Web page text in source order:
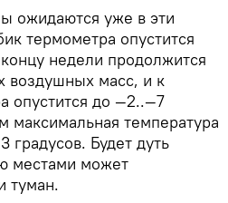
ожидаются уже в эти
термометра опустится
недели продолжится
воздушных масс, и к
опустится до —2..—7
максимальная температура
градусов. Будет дуть
местами может
туман.